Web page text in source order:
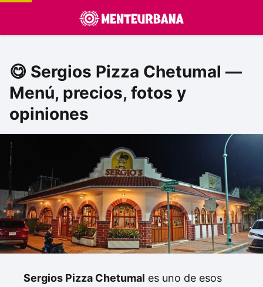
😋 Sergios Pizza Chetumal —
Menú, precios, fotos y
opiniones
Sergios Pizza Chetumal es uno de esos